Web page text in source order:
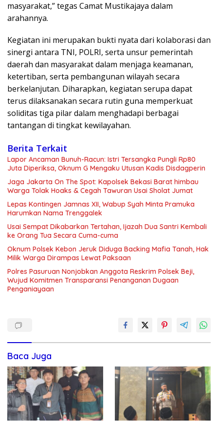
masyarakat,” tegas Camat Mustikajaya dalam
arahannya.
Kegiatan ini merupakan bukti nyata dari kolaborasi dan
sinergi antara TNI, POLRI, serta unsur pemerintah
daerah dan masyarakat dalam menjaga keamanan,
ketertiban, serta pembangunan wilayah secara
berkelanjutan. Diharapkan, kegiatan serupa dapat
terus dilaksanakan secara rutin guna memperkuat
soliditas tiga pilar dalam menghadapi berbagai
tantangan di tingkat kewilayahan.
Berita Terkait
Lapor Ancaman Bunuh-Racun: Istri Tersangka Pungli Rp80
Juta Diperiksa, Oknum G Mengaku Utusan Kadis Disdagperin
Jaga Jakarta On The Spot: Kapolsek Bekasi Barat himbau
Warga Tolak Hoaks & Cegah Tawuran Usai Sholat Jumat
Lepas Kontingen Jamnas XII, Wabup Syah Minta Pramuka
Harumkan Nama Trenggalek
Usai Sempat Dikabarkan Tertahan, Ijazah Dua Santri Kembali
ke Orang Tua Secara Cuma-cuma
Oknum Polsek Kebon Jeruk Diduga Backing Mafia Tanah, Hak
Milik Warga Dirampas Lewat Paksaan
Polres Pasuruan Nonjobkan Anggota Reskrim Polsek Beji,
Wujud Komitmen Transparansi Penanganan Dugaan
Penganiayaan
Baca Juga